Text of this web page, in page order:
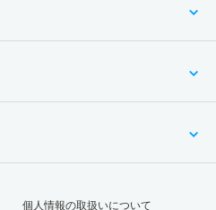
個人情報の取扱いについて